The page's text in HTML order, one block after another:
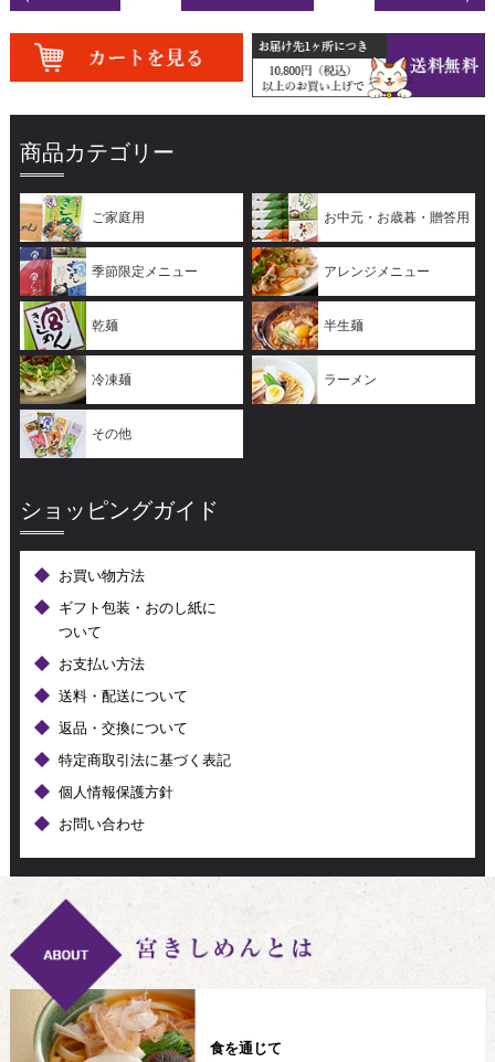
商品カテゴリー
ご家庭用 お中元・お歳暮・贈答用
季節限定メニュー アレンジメニュー
乾麺 半生麺
冷凍麺 ラーメン
その他
ショッピングガイド
お買い物方法
ギフト包装・おのし紙に
ついて
お支払い方法
送料・配送について
返品・交換について
特定商取引法に基づく表記
個人情報保護方針
お問い合わせ
食を通じて